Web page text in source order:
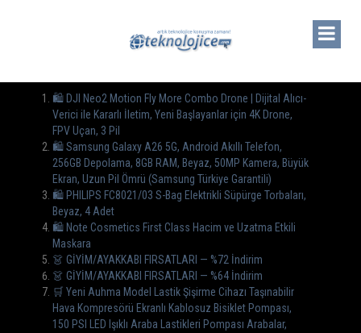
🛍 DJI Neo2 Motion Fly More Combo Drone | Dijital Alıcı-
Verici ile Kararlı İletim, Yeni Başlayanlar için 4K Drone,
FPV Uçan, 3 Pil
🛍 Samsung Galaxy A26 5G, Android Akıllı Telefon,
256GB Depolama, 8GB RAM, Beyaz, 50MP Kamera, Büyük
Ekran, Uzun Pil Ömrü (Samsung Türkiye Garantili)
🛍 PHILIPS FC8021/03 S-Bag Elektrikli Süpürge Torbaları,
Beyaz, 4 Adet
🛍️ Note Cosmetics First Class Hacim ve Uzatma Etkili
Maskara
👗 GİYİM/AYAKKABI FIRSATLARI — %72 İndirim
👗 GİYİM/AYAKKABI FIRSATLARI — %64 İndirim
🛒 Yeni Auhma Model Lastik Şişirme Cihazı Taşınabilir
Hava Kompresörü Ekranlı Kablosuz Bisiklet Pompası,
150 PSI LED Işıklı Araba Lastikleri Pompası Arabalar,